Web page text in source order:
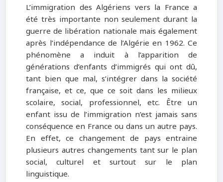
L’immigration des Algériens vers la France a
été très importante non seulement durant la
guerre de libération nationale mais également
après l’indépendance de l’Algérie en 1962. Ce
phénomène a induit à l’apparition de
générations d’enfants d’immigrés qui ont dû,
tant bien que mal, s’intégrer dans la société
française, et ce, que ce soit dans les milieux
scolaire, social, professionnel, etc. Être un
enfant issu de l’immigration n’est jamais sans
conséquence en France ou dans un autre pays.
En effet, ce changement de pays entraine
plusieurs autres changements tant sur le plan
social, culturel et surtout sur le plan
linguistique.